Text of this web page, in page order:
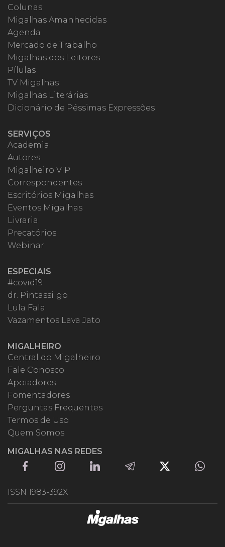
Colunas
Migalhas Amanhecidas
Agenda
Mercado de Trabalho
Migalhas dos Leitores
Pílulas
TV Migalhas
Migalhas Literárias
Dicionário de Péssimas Expressões
SERVIÇOS
Academia
Autores
Migalheiro VIP
Correspondentes
Escritórios Migalhas
Eventos Migalhas
Livraria
Precatórios
Webinar
ESPECIAIS
#covid19
dr. Pintassilgo
Lula Fala
Vazamentos Lava Jato
MIGALHEIRO
Central do Migalheiro
Fale Conosco
Apoiadores
Fomentadores
Perguntas Frequentes
Termos de Uso
Quem Somos
MIGALHAS NAS REDES
ISSN 1983-392X